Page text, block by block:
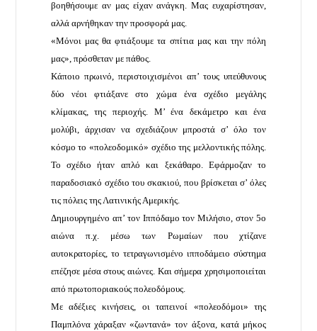
βοηθήσουμε αν μας είχαν ανάγκη. Μας ευχαρίστησαν,
αλλά αρνήθηκαν την προσφορά μας.
«Μόνοι μας θα φτιάξουμε τα σπίτια μας και την πόλη
μας», πρόσθεταν με πάθος.
Κάποιο πρωινό, περιστοιχισμένοι απ’ τους υπεύθυνους
δύο νέοι φτιάξανε στο χώμα ένα σχέδιο μεγάλης
κλίμακας, της περιοχής. Μ’ ένα δεκάμετρο και ένα
μολύβι, άρχισαν να σχεδιάζουν μπροστά σ’ όλο τον
κόσμο το «πολεοδομικό» σχέδιο της μελλοντικής πόλης.
Το σχέδιο ήταν απλό και ξεκάθαρο. Εφάρμοζαν το
παραδοσιακό σχέδιο του σκακιού, που βρίσκεται σ’ όλες
τις πόλεις της Λατινικής Αμερικής.
Δημιουργημένο απ’ τον Ιππόδαμο τον Μιλήσιο, στον 5ο
αιώνα π.χ. μέσω των Ρωμαίων που χτίζανε
αυτοκρατορίες, το τετραγωνισμένο ιπποδάμειο σύστημα
επέζησε μέσα στους αιώνες. Και σήμερα χρησιμοποιείται
από πρωτοποριακούς πολεοδόμους.
Με αδέξιες κινήσεις, οι ταπεινοί «πολεοδόμοι» της
Παμπλόνα χάραξαν «ζωντανά» τον άξονα, κατά μήκος